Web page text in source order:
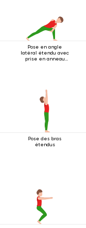
Pose en angle
latéral étendu avec
prise en anneau
Pose des bras
étendus